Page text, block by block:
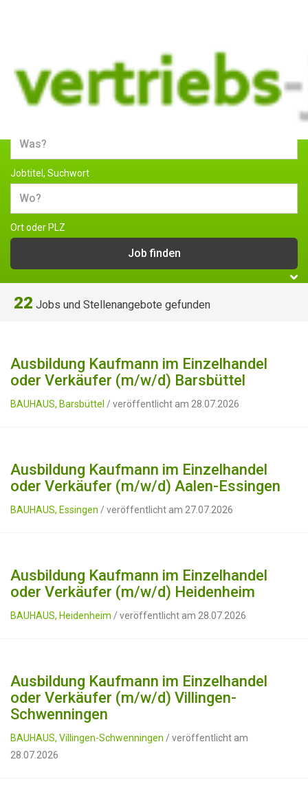
Jobs und Stellenangebote im
Vertrieb
Jobtitel, Suchwort
Ort oder PLZ
22 Jobs und Stellenangebote gefunden
Ausbildung Kaufmann im Einzelhandel
oder Verkäufer (m/w/d) Barsbüttel
BAUHAUS, Barsbüttel / veröffentlicht am 28.07.2026
Ausbildung Kaufmann im Einzelhandel
oder Verkäufer (m/w/d) Aalen-Essingen
BAUHAUS, Essingen / veröffentlicht am 27.07.2026
Ausbildung Kaufmann im Einzelhandel
oder Verkäufer (m/w/d) Heidenheim
BAUHAUS, Heidenheim / veröffentlicht am 28.07.2026
Ausbildung Kaufmann im Einzelhandel
oder Verkäufer (m/w/d) Villingen-
Schwenningen
BAUHAUS, Villingen-Schwenningen / veröffentlicht am
28.07.2026